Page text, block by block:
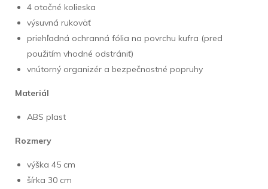
4 otočné kolieska
výsuvná rukoväť
priehľadná ochranná fólia na povrchu kufra (pred
použitím vhodné odstrániť)
vnútorný organizér a bezpečnostné popruhy
Materiál
ABS plast
Rozmery
výška 45 cm
šírka 30 cm